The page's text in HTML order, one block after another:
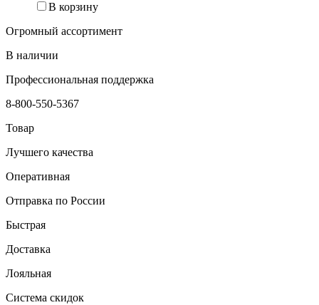
В корзину
Огромный ассортимент
В наличии
Профессиональная поддержка
8-800-550-5367
Товар
Лучшего качества
Оперативная
Отправка по России
Быстрая
Доставка
Лояльная
Система скидок